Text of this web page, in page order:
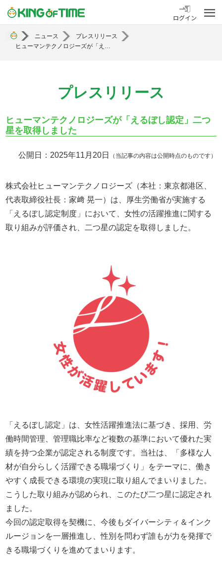
勤怠管理システム KING OF TIME
ログイン
ニュース
プレスリリース
ヒューマンテクノロジーズが「えるぼし認定」二つ星を取得しました
プレスリリース
ヒューマンテクノロジーズが「えるぼし認定」二つ
星を取得しました
公開日：2025年11月20日 （当記事の内容は公開時点のものです）
株式会社ヒューマンテクノロジーズ（本社：東京都港区、
代表取締役社長：家﨑 晃一）は、厚生労働省が実施する
「えるぼし認定制度」において、女性の活躍推進に関する
取り組みが評価され、二つ星の認定を取得しました。
「えるぼし認定」は、女性活躍推進法に基づき、採用、労
働時間管理、管理職比率など複数の基準において優れた実
績を持つ企業が認定される制度です。当社は、「多様な人
材が自分らしく活躍できる職場づくり」をテーマに、働き
やすく成長できる環境の実現に取り組んでまいりました。
こうした取り組みが認められ、このたび二つ星に認定され
ました。
今回の認定取得を契機に、今後もダイバーシティ＆インク
ルージョンを一層推進し、性別を問わず誰もが力を発揮で
きる職場づくりを進めてまいります。